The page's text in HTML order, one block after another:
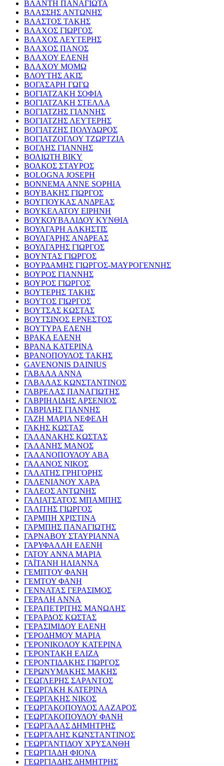
ΒΛΑΝΤΗ ΠΑΝΑΓΙΩΤΑ
ΒΛΑΣΣΗΣ ΑΝΤΩΝΗΣ
ΒΛΑΣΤΟΣ ΤΑΚΗΣ
ΒΛΑΧΟΣ ΓΙΩΡΓΟΣ
ΒΛΑΧΟΣ ΛΕΥΤΕΡΗΣ
ΒΛΑΧΟΣ ΠΑΝΟΣ
ΒΛΑΧΟΥ ΕΛΕΝΗ
ΒΛΑΧΟΥ ΜΟΜΩ
ΒΛΟΥΤΗΣ ΑΚΙΣ
ΒΟΓΑΣΑΡΗ ΓΩΓΩ
ΒΟΓΙΑΤΖΑΚΗ ΣΟΦΙΑ
ΒΟΓΙΑΤΖΑΚΗ ΣΤΕΛΛΑ
ΒΟΓΙΑΤΖΗΣ ΓΙΑΝΝΗΣ
ΒΟΓΙΑΤΖΗΣ ΛΕΥΤΕΡΗΣ
ΒΟΓΙΑΤΖΗΣ ΠΟΛΥΔΩΡΟΣ
ΒΟΓΙΑΤΖΟΓΛΟΥ ΤΖΩΡΤΖΙΑ
ΒΟΓΛΗΣ ΓΙΑΝΝΗΣ
ΒΟΛΙΩΤΗ ΒΙΚΥ
ΒΟΛΚΟΣ ΣΤΑΥΡΟΣ
BOLOGNA JOSEPH
BONNEMA ANNE SOPHIA
ΒΟΥΒΑΚΗΣ ΓΙΩΡΓΟΣ
ΒΟΥΓΙΟΥΚΑΣ ΑΝΔΡΕΑΣ
ΒΟΥΚΕΛΑΤΟΥ ΕΙΡΗΝΗ
ΒΟΥΚΟΥΒΑΛΙΔΟΥ ΚΥΝΘΙΑ
ΒΟΥΛΓΑΡΗ ΑΛΚΗΣΤΙΣ
ΒΟΥΛΓΑΡΗΣ ΑΝΔΡΕΑΣ
ΒΟΥΛΓΑΡΗΣ ΓΙΩΡΓΟΣ
ΒΟΥΝΤΑΣ ΓΙΩΡΓΟΣ
ΒΟΥΡΔΑΜΗΣ ΓΙΩΡΓΟΣ-ΜΑΥΡΟΓΕΝΝΗΣ
ΒΟΥΡΟΣ ΓΙΑΝΝΗΣ
ΒΟΥΡΟΣ ΓΙΩΡΓΟΣ
ΒΟΥΤΕΡΗΣ ΤΑΚΗΣ
ΒΟΥΤΟΣ ΓΙΩΡΓΟΣ
ΒΟΥΤΣΑΣ ΚΩΣΤΑΣ
ΒΟΥΤΣΙΝΟΣ ΕΡΝΕΣΤΟΣ
ΒΟΥΤΥΡΑ ΕΛΕΝΗ
ΒΡΑΚΑ ΕΛΕΝΗ
ΒΡΑΝΑ ΚΑΤΕΡΙΝΑ
ΒΡΑΝΟΠΟΥΛΟΣ ΤΑΚΗΣ
GAVENONIS DAINIUS
ΓΑΒΑΛΑ ΑΝΝΑ
ΓΑΒΑΛΑΣ ΚΩΝΣΤΑΝΤΙΝΟΣ
ΓΑΒΡΕΛΑΣ ΠΑΝΑΓΙΩΤΗΣ
ΓΑΒΡΙΗΛΙΔΗΣ ΑΡΣΕΝΙΟΣ
ΓΑΒΡΙΛΗΣ ΓΙΑΝΝΗΣ
ΓΑΖΗ ΜΑΡΙΑ ΝΕΦΕΛΗ
ΓΑΚΗΣ ΚΩΣΤΑΣ
ΓΑΛΑΝΑΚΗΣ ΚΩΣΤΑΣ
ΓΑΛΑΝΗΣ ΜΑΝΟΣ
ΓΑΛΑΝΟΠΟΥΛΟΥ ΑΒΑ
ΓΑΛΑΝΟΣ ΝΙΚΟΣ
ΓΑΛΑΤΗΣ ΓΡΗΓΟΡΗΣ
ΓΑΛΕΝΙΑΝΟΥ ΧΑΡΑ
ΓΑΛΕΟΣ ΑΝΤΩΝΗΣ
ΓΑΛΙΑΤΣΑΤΟΣ ΜΠΑΜΠΗΣ
ΓΑΛΙΤΗΣ ΓΙΩΡΓΟΣ
ΓΑΡΜΠΗ ΧΡΙΣΤΙΝΑ
ΓΑΡΜΠΗΣ ΠΑΝΑΓΙΩΤΗΣ
ΓΑΡΝΑΒΟΥ ΣΤΑΥΡΙΑΝΝΑ
ΓΑΡΥΦΑΛΛΗ ΕΛΕΝΗ
ΓΑΤΟΥ ΑΝΝΑ ΜΑΡΙΑ
ΓΑΪΤΑΝΗ ΗΛΙΑΝΝΑ
ΓΕΜΠΤΟΥ ΦΑΝΗ
ΓΕΜΤΟΥ ΦΑΝΗ
ΓΕΝΝΑΤΑΣ ΓΕΡΑΣΙΜΟΣ
ΓΕΡΑΛΗ ΑΝΝΑ
ΓΕΡΑΠΕΤΡΙΤΗΣ ΜΑΝΩΛΗΣ
ΓΕΡΑΡΔΟΣ ΚΩΣΤΑΣ
ΓΕΡΑΣΙΜΙΔΟΥ ΕΛΕΝΗ
ΓΕΡΟΔΗΜΟΥ ΜΑΡΙΑ
ΓΕΡΟΝΙΚΟΛΟΥ ΚΑΤΕΡΙΝΑ
ΓΕΡΟΝΤΑΚΗ ΕΛΙΖΑ
ΓΕΡΟΝΤΙΔΑΚΗΣ ΓΙΩΡΓΟΣ
ΓΕΡΩΝΥΜΑΚΗΣ ΜΑΚΗΣ
ΓΕΩΓΛΕΡΗΣ ΣΑΡΑΝΤΟΣ
ΓΕΩΡΓΑΚΗ ΚΑΤΕΡΙΝΑ
ΓΕΩΡΓΑΚΗΣ ΝΙΚΟΣ
ΓΕΩΡΓΑΚΟΠΟΥΛΟΣ ΛΑΖΑΡΟΣ
ΓΕΩΡΓΑΚΟΠΟΥΛΟΥ ΦΑΝΗ
ΓΕΩΡΓΑΛΑΣ ΔΗΜΗΤΡΗΣ
ΓΕΩΡΓΑΛΗΣ ΚΩΝΣΤΑΝΤΙΝΟΣ
ΓΕΩΡΓΑΝΤΙΔΟΥ ΧΡΥΣΑΝΘΗ
ΓΕΩΡΓΙΑΔΗ ΦΙΟΝΑ
ΓΕΩΡΓΙΑΔΗΣ ΔΗΜΗΤΡΗΣ